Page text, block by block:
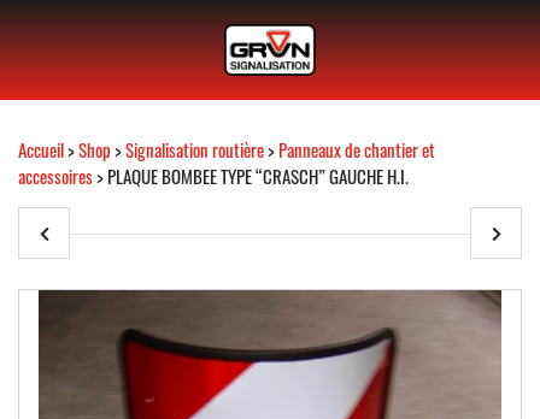
Accueil>Shop>Signalisation routière>Panneaux de chantier et
accessoires> PLAQUE BOMBEE TYPE “CRASCH” GAUCHE H.I.